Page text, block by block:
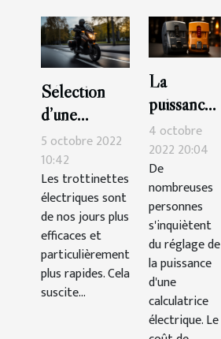
Sélection
d’une
trottinette
électrique :
voici 3
critères
5 octobre 2022
10:42
Les trottinettes
électriques sont
de nos jours plus
efficaces et
particulièrement
plus rapides. Cela
suscite...
La
puissance
de
compteur
: quel est
le
meilleur
choix ?
4 octobre
2022 20:04
De
nombreuses
personnes
s'inquiètent
du réglage de
la puissance
d'une
calculatrice
électrique. Le